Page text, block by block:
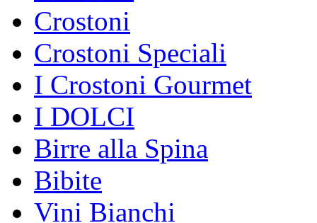
Crostoni
Crostoni Speciali
I Crostoni Gourmet
I DOLCI
Birre alla Spina
Bibite
Vini Bianchi